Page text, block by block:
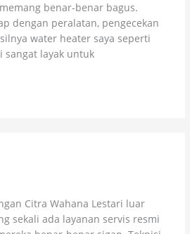
benar-benar bagus.
dengan peralatan, pengecekan
water heater saya seperti
sangat layak untuk
Citra Wahana Lestari luar
sekali ada layanan servis resmi